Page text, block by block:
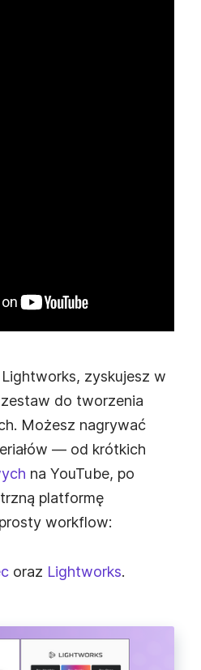
zyskujesz w
do tworzenia
Możesz nagrywać
— od krótkich
na YouTube, po
platformę
workflow:
oraz Lightworks.